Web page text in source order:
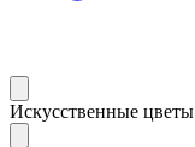
Искусственные цветы